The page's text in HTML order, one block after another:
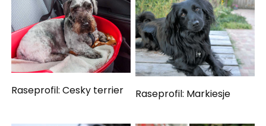
Raseprofil: Cesky terrier Raseprofil: Markiesje